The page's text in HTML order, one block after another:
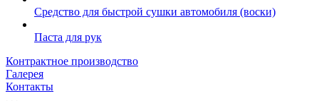
Средство для быстрой сушки автомобиля (воски)
Паста для рук
Контрактное производство
Галерея
Контакты